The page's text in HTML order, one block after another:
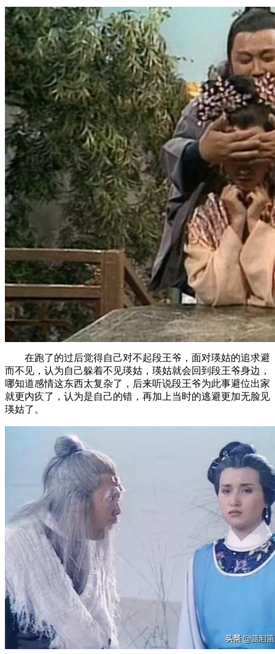
在跑了的过后觉得自己对不起段王爷，面对瑛姑的追求避
而不见，认为自己躲着不见瑛姑，瑛姑就会回到段王爷身边，
哪知道感情这东西太复杂了，后来听说段王爷为此事避位出家
就更内疚了，认为是自己的错，再加上当时的逃避更加无脸见
瑛姑了。